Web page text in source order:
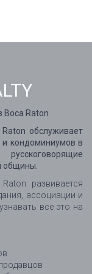
Boca Raton
обслуживает
и кондоминиумов в
общины.
развивается
ассоциации и
все это на